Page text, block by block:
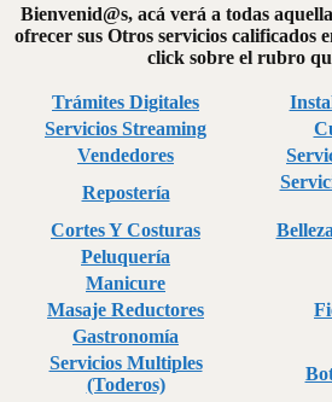
Bienvenid@s, acá verá a todas
ofrecer sus Otros servicios calificados
click sobre el rubro
Trámites Digitales
Servicios Streaming
Vendedores
Repostería
Cortes Y Costuras
Peluquería
Manicure
Masaje Reductores
Gastronomía
Servicios Multiples
(Toderos)